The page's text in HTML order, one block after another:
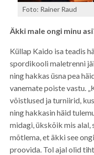
Foto: Rainer Raud
Äkki male ongi minu
Küllap Kaido isa teadis
spordikooli maletrenni
ning hakkas üsna pea
vanemate poiste vastu.
võistlused ja turniirid,
ning hakkasin häid
midagi, ükskõik mis
mõtlema, et äkki see
proovida. Tol ajal olid